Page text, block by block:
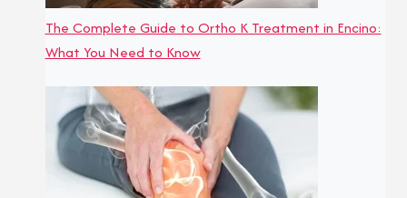
The Complete Guide to Ortho K Treatment in Encino:
What You Need to Know